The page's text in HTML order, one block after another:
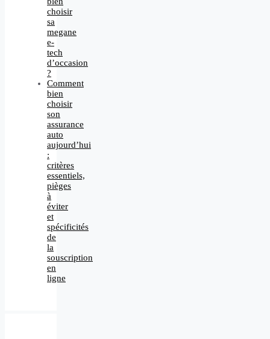
choisir
sa
megane
e-
tech
d’occasion
?
Comment
bien
choisir
son
assurance
auto
aujourd’hui
:
critères
essentiels,
pièges
à
éviter
et
spécificités
de
la
souscription
en
ligne